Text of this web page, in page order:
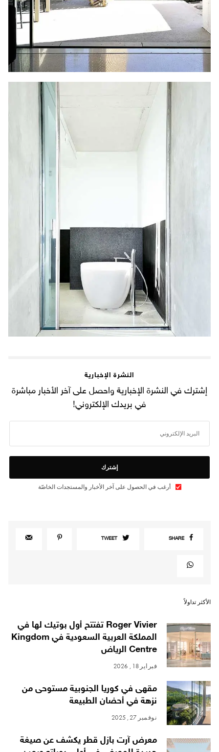
النشرة الإخبارية
إشترك في النشرة الإخبارية واحصل على آخر الأخبار مباشرة
في بريدك الإلكتروني!
إشترك
أرغب في الحصول على آخر الأخبار والمستجدات الخاصّة
SHARE
TWEET
الأكثر تداولاً
Roger Vivier تفتتح أول بوتيك لها في
المملكة العربية السعودية في Kingdom
Centre الرياض
فبراير 18, 2026
مقهى في كوريا الجنوبية مستوحى من
نزهة في أحضان الطبيعة
نوفمبر 27, 2025
معرض آرت بازل قطر يكشف عن صيغة